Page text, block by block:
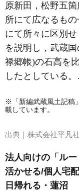
原新田，松野五
所にて広なるも
にて所々に区別
を説明し，武蔵
禄郷帳)の石高を
したとしている
※「新編武蔵風土記稿
載しています。
出典｜ 株式会社平凡
法人向けの「ル
活かせる/個人宅
日帰れる・蓮沼